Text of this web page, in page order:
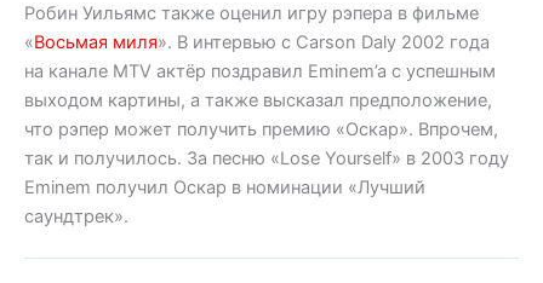
Робин Уильямс также оценил игру рэпера в фильме
«Восьмая миля». В интервью с Carson Daly 2002 года
на канале MTV актёр поздравил Eminem’a с успешным
выходом картины, а также высказал предположение,
что рэпер может получить премию «Оскар». Впрочем,
так и получилось. За песню «Lose Yourself» в 2003 году
Eminem получил Оскар в номинации «Лучший
саундтрек».